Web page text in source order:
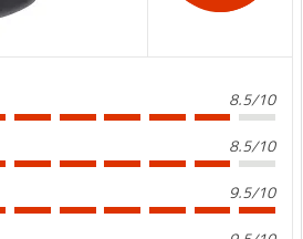
8.5/10
8.5/10
9.5/10